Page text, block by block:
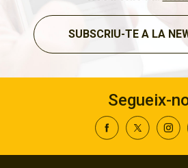
SUBSCRIU-TE A LA
Segueix-